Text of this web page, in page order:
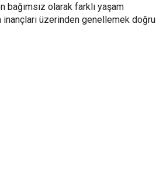
bağımsız olarak farklı yaşam
üzerinden genellemek doğru